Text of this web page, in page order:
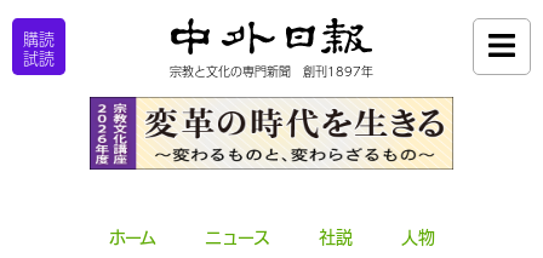
購読
試読
宗教と文化の専門新聞 創刊1897年
ホーム ニュース 社説 人物